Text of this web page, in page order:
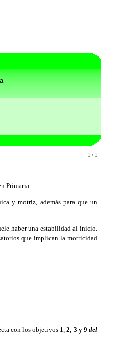
1 / 1
Primaria.
y motriz, además para que un
haber una estabilidad al inicio.
que implican la motricidad
con los objetivos 1,2, 3 y 9 del